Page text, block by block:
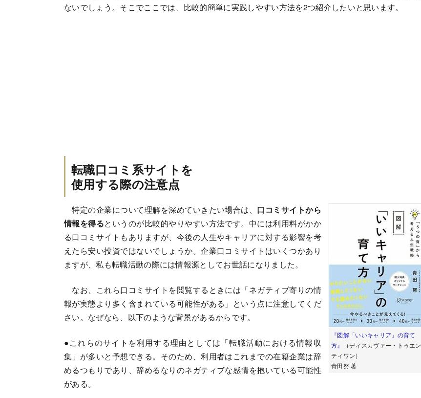
ないでしょう。そこでここでは、比較的簡単に実践しやすい方法を2つ紹介したいと思います。
転職口コミ系サイトを
使用する際の注意点
『図解「いいキャリア」の育て
方』
（ディスカヴァー・トゥエン
ティワン）
青田努 著
特定の企業について理解を深めていきたい場合は、 口コミサイトから
情報を得るというのが比較的やりやすい方法です。中には利用料がかか
る口コミサイトもありますが、今後の人生やキャリアに対する影響を考
えたら安い投資ではないでしょうか。企業口コミサイトはいくつかあり
ますが、私も転職活動の際には情報源としてお世話になりました。
なお、これら口コミサイトを閲覧するときには「ネガティブ寄りの情
報が実態より多く含まれている可能性がある」という点に注意してくだ
さい。なぜなら、以下のような背景があるからです。
●これらのサイトを利用する理由としては「転職活動における情報収
集」が多いと予想できる。そのため、利用者はこれまでの在籍企業は辞
めるつもりであり、辞めるなりのネガティブな感情を抱いている可能性
がある。